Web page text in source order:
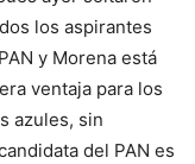
los aspirantes
y Morena está
ventaja para los
azules, sin
del PAN es